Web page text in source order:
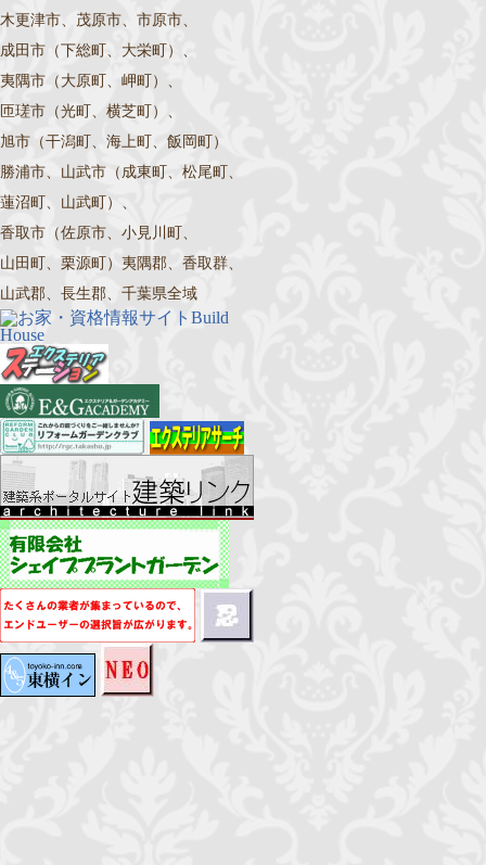
木更津市、茂原市、市原市、
成田市（下総町、大栄町）、
夷隅市（大原町、岬町）、
匝瑳市（光町、横芝町）、
旭市（干潟町、海上町、飯岡町）
勝浦市、山武市（成東町、松尾町、
蓮沼町、山武町）、
香取市（佐原市、小見川町、
山田町、栗源町）夷隅郡、香取群、
山武郡、長生郡、千葉県全域